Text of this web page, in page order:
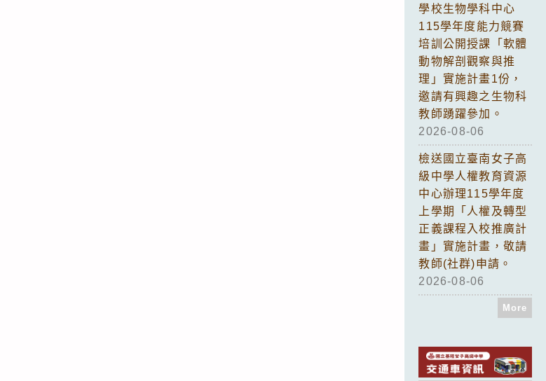
學校生物學科中心
115學年度能力競賽
培訓公開授課「軟體
動物解剖觀察與推
理」實施計畫1份，
邀請有興趣之生物科
教師踴躍參加。
2026-08-06
檢送國立臺南女子高
級中學人權教育資源
中心辦理115學年度
上學期「人權及轉型
正義課程入校推廣計
畫」實施計畫，敬請
教師(社群)申請。
2026-08-06
More